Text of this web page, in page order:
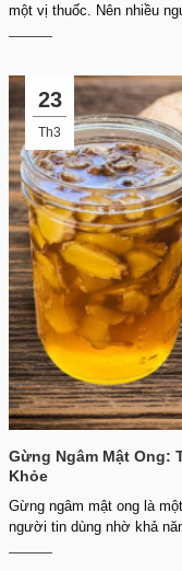
một vị thuốc. Nên nhiều
23
Th3
Gừng Ngâm Mật Ong:
Khỏe
Gừng ngâm mật ong là
người tin dùng nhờ khả